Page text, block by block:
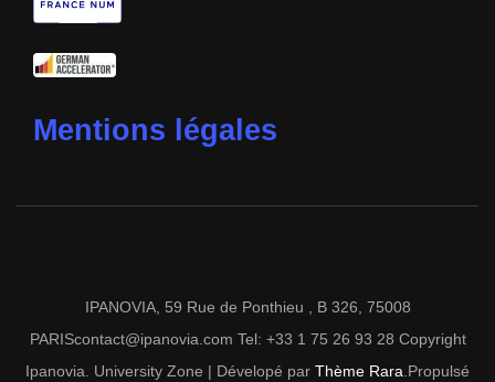
Mentions légales
IPANOVIA, 59 Rue de Ponthieu , B 326, 75008
PARIScontact@ipanovia.com Tel: +33 1 75 26 93 28 Copyright
Ipanovia. University Zone | Dévelopé par Thème Rara .Propulsé